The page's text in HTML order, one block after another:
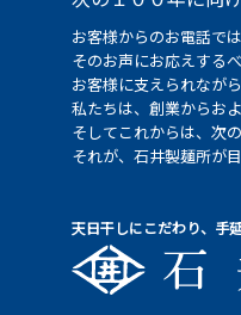
お客様からのお電話で
そのお声にお応えする
お客様に支えられなが
私たちは、創業からお
そしてこれからは、次
それが、石井製麺所が
天日干しにこだわり、手